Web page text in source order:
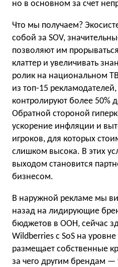
но в основном за счет
Что мы получаем?
собой за SOV,
позволяют им
клаттер и увеличивать
ролик на национальном
из топ-15
контролируют более 50%
Обратной стороной
ускорение инфляции и
игроков, для которых
слишком высока. В этих
выходом становится
бизнесом.
В наружной рекламе мы
назад на лидирующие
бюджетов в ООН, сейчас
Wildberries с SoS на
размещает собственные
за чего другим брендам —